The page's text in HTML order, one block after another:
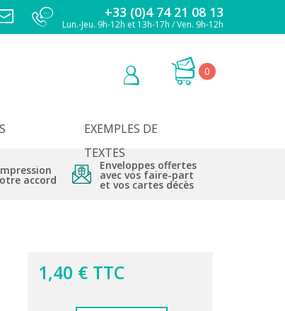
+33 (0)4 74 21 08 13
Lun.-Jeu. 9h-12h et 13h-17h / Ven. 9h-12h
0
EXEMPLES DE
TEXTES
accord
Enveloppes offertes
avec vos faire-part
et vos cartes décès
1,40 € TTC